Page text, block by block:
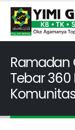
Ramadan
Tebar 360